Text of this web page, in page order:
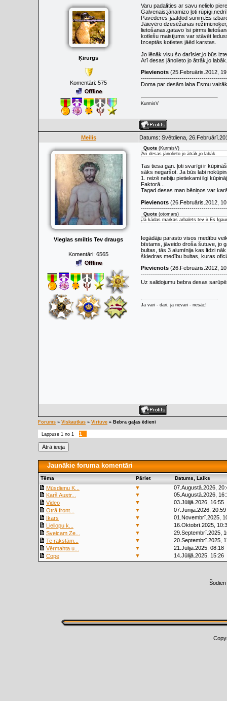
Ķirurgs
Komentāri: 575
Varu padalīties ar savu nelielo
Galvenais:jānamizo ļoti
Pavēderes-jāatdod sunim.Es
Jāievēro dzesēžanas
lietošanas.gatavo īsi pirms
kotlešu maisījums var stāvēt
Izceptās kotletes jāēd karstas.
Jo lēnāk visu šo darīsiet,jo būs
Arī desas jānolieto jo ātrāk,jo labāk.
Pievienots (25.Februāris.2012,
Doma par desām laba.Esmu
KurmisV
Meilis Datums: Svētdiena,
Vieglas smiltis Tev draugs
Komentāri: 6565
Quote (KurmisV)
Arī desas jānolieto jo ātrāk,jo labāk.
Tas tiesa gan. ļoti svarīgi ir
sāks negaršot. Ja būs labi
1. reizē nebiju pietiekami ilgi
Faktorā...
Tagad desas man bēniņos var
Pievienots (26.Februāris.2012,
Quote (otomars)
Jā kādas markas arbalets tev ir.Es
Iegādāju parasto visos medību
bīstams, jāveido droša šutuve, jo
bultas, tās 3 alumīnija kas līdzi
škiedras medību bultas, kuras
Pievienots (26.Februāris.2012,
Uz salidojumu bebra desas
Ja vari - dari, ja nevari - nesāc!
Forums » Viskautkas » Virtuve » Bebra gaļas ēdieni
Lappuse 1 no 1 1
Jaunākie foruma komentāri
Tēma Pāriet Datums, Laiks
Mūsdienu K... ▼
07.Augustā.2026,
Karš Austr...
▼
05.Augustā.2026,
Video
▼
03.Jūlijā.2026, 16:55
Otrā front...
▼
07.Jūnijā.2026, 20:59
Ikars
▼
01.Novembrī.2025,
Liellopu k...
▼
16.Oktobrī.2025,
Sveicam Ze...
▼
29.Septembrī.2025,
Te rakstām...
▼
20.Septembrī.2025,
Vērmahta u...
▼
21.Jūlijā.2025, 08:18
Cope
▼ 14.Jūlijā.2025, 15:26